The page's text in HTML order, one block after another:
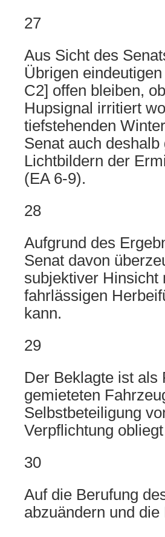
27
Aus Sicht des
Übrigen
C2] offen bleiben,
Hupsignal irritiert
tiefstehenden
Senat auch
Lichtbildern der
(EA 6-9).
28
Aufgrund des
Senat davon
subjektiver Hinsicht
fahrlässigen
kann.
29
Der Beklagte ist
gemieteten
Selbstbeteiligung
Verpflichtung
30
Auf die Berufung
abzuändern und